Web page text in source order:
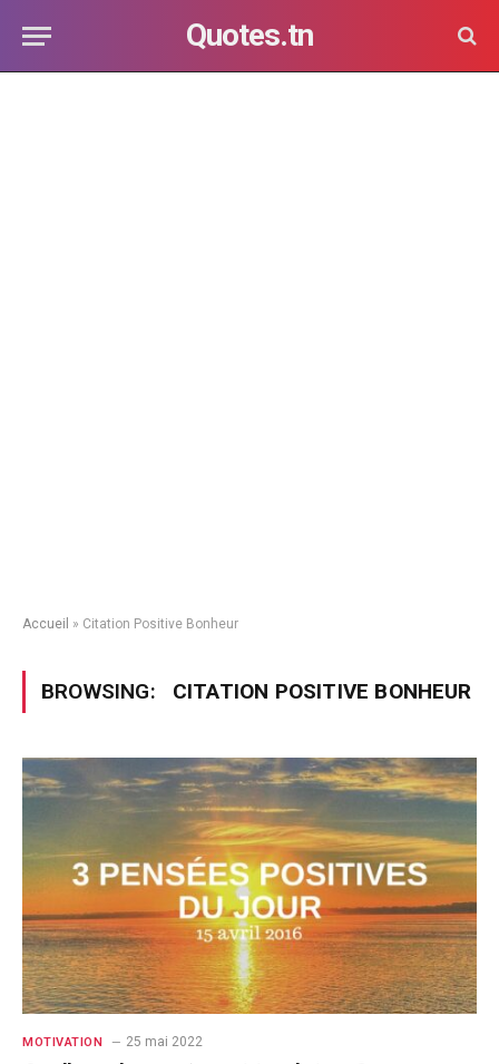
Quotes.tn
Accueil » Citation Positive Bonheur
BROWSING: CITATION POSITIVE BONHEUR
MOTIVATION 25 mai 2022